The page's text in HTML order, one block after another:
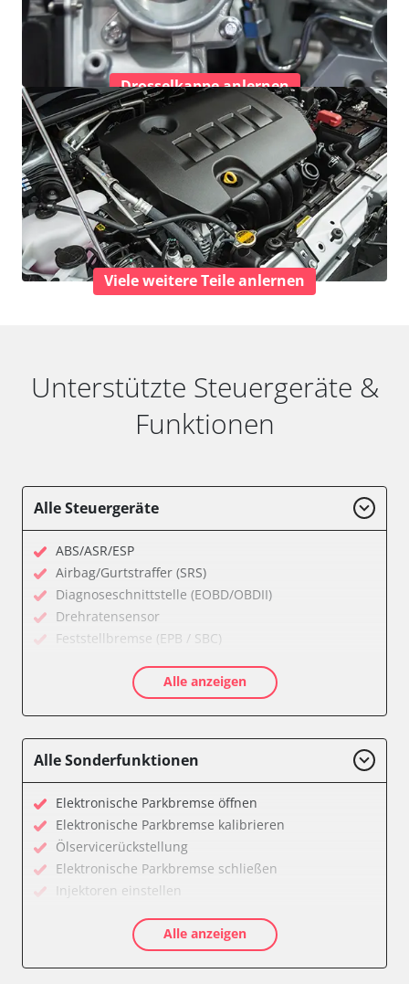
Drosselkappe anlernen
Viele weitere Teile anlernen
Unterstützte Steuergeräte &
Funktionen
Alle Steuergeräte
ABS/ASR/ESP
Airbag/Gurtstraffer (SRS)
Diagnoseschnittstelle (EOBD/OBDII)
Drehratensensor
Feststellbremse (EPB / SBC)
Informationsanzeige
Radio
Telefon-/Notruf-System
Wegfahrsperre
Zentralelektronik
Verfügbarkeit abhängig von Modell, Motorisierung, Ausstattung
Alle anzeigen
Alle Sonderfunktionen
Elektronische Parkbremse öffnen
Elektronische Parkbremse kalibrieren
Ölservicerückstellung
Elektronische Parkbremse schließen
Injektoren einstellen
Verfügbarkeit abhängig von Modell, Motorisierung, Ausstattung
Alle anzeigen